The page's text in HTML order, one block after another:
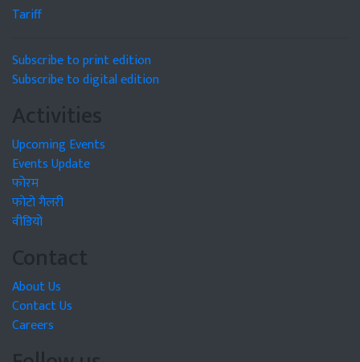
Tariff
Subscribe to print edition
Subscribe to digital edition
Activities
Upcoming Events
Events Update
फोरम
फोटो गैलरी
वीडियो
Contact
About Us
Contact Us
Careers